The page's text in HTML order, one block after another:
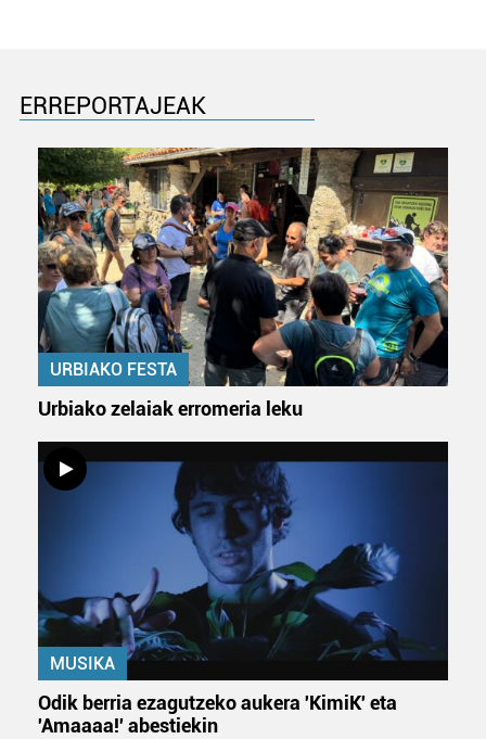
Webgune honek cookie propioak eta hirugarrenen cookie-
fitxategiak erabiltzen ditu. Zure esperientzia eta
zerbitzuak hobetzeko asmoz, cookie teknologiaz
baliatzen gara. Ohar hau onartuz gero, teknologia hori
erabiltzeko baimen esplizitua ematen diguzu.Gehiago
irakurri
ERREPORTAJEAK
URBIAKO FESTA
Urbiako zelaiak erromeria leku
MUSIKA
Odik berria ezagutzeko aukera 'KimiK' eta
'Amaaaa!' abestiekin